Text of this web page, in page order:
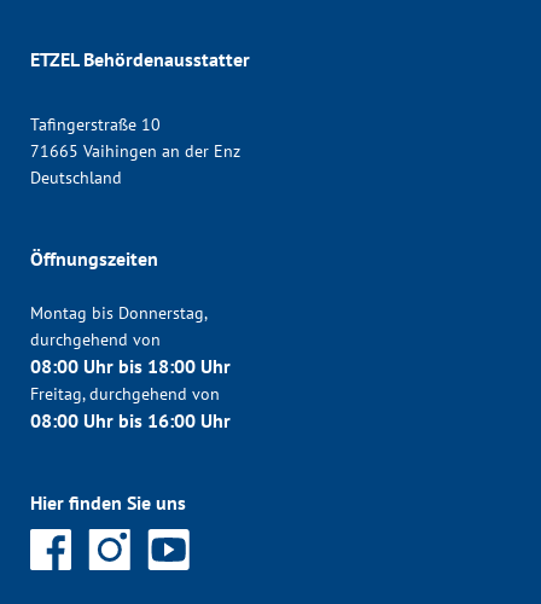
ETZEL Behördenausstatter
Tafingerstraße 10
71665 Vaihingen an der Enz
Deutschland
Öffnungszeiten
Montag bis Donnerstag,
durchgehend von
08:00 Uhr bis 18:00 Uhr
Freitag, durchgehend von
08:00 Uhr bis 16:00 Uhr
Hier finden Sie uns